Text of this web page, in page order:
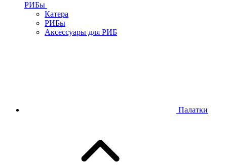
РИБы
Катера
РИБы
Аксессуары для РИБ
Палатки